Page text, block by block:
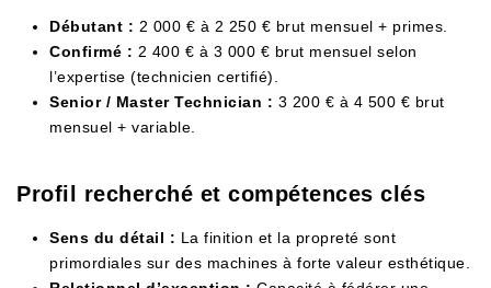
Débutant : 2 000 € à 2 250 € brut mensuel + primes.
Confirmé : 2 400 € à 3 000 € brut mensuel selon
l’expertise (technicien certifié).
Senior / Master Technician : 3 200 € à 4 500 € brut
mensuel + variable.
Profil recherché et compétences clés
Sens du détail : La finition et la propreté sont
primordiales sur des machines à forte valeur esthétique.